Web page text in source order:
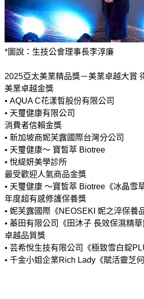
*圖說：生技公會理事長李淳廉
2025亞太美業精品獎－美業卓越大賞
美業卓越金獎
• AQUA C花漾皙股份有限公司
• 天璽健康有限公司
消費者信賴金獎
• 新加坡商妮芙露國際台灣分公司
• 天璽健康～ 寶皙萃 Biotree
• 悅緹妍美學診所
最受歡迎人氣商品金獎
• 天璽健康 ～寶皙萃 Biotree《冰晶雪
年度超有感修護保養獎
• 妮芙露國際《NEOSEKI 妮之淬保養
• 蓁田有限公司《田沐子 長效保濕精華
卓越品質獎
• 芸希悅生技有限公司《極致雪白錠
• 千金小姐企業Rich Lady《賦活靈芝